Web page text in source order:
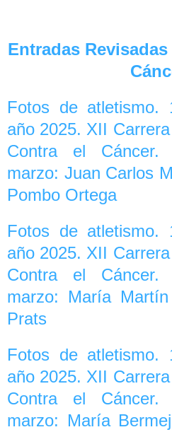
Entradas
Fotos de atletismo.
año 2025. XII
Contra el
marzo: Juan Carlos
Pombo Ortega
Fotos de atletismo.
año 2025. XII
Contra el
marzo: María
Prats
Fotos de atletismo.
año 2025. XII
Contra el
marzo: María